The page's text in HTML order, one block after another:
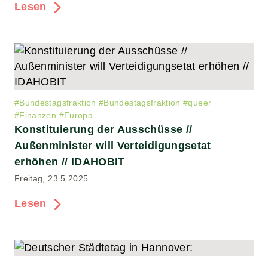
Lesen
#Bundestagsfraktion #Bundestagsfraktion #queer
#Finanzen #Europa
Konstituierung der Ausschüsse //
Außenminister will Verteidigungsetat
erhöhen // IDAHOBIT
Freitag, 23.5.2025
Lesen